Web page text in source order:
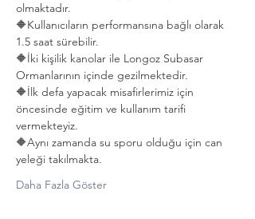
olmaktadır.
🔶️Kullanıcıların performansına bağlı olarak
1.5 saat sürebilir.
🔶️İki kişilik kanolar ile Longoz Subasar
Ormanlarının içinde gezilmektedir.
🔶️İlk defa yapacak misafirlerimiz için
öncesinde eğitim ve kullanım tarifi
vermekteyiz.
🔶️Aynı zamanda su sporu olduğu için can
yeleği takılmakta.
Daha Fazla Göster